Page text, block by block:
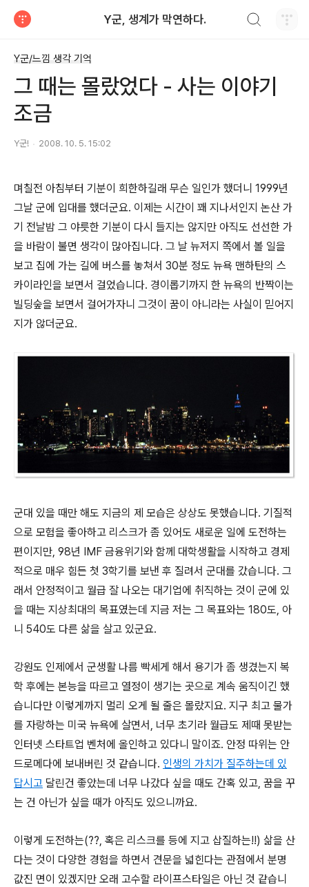
Y군, 생계가 막연하다.
Y군/느낌 생각 기억
그 때는 몰랐었다 - 사는 이야기
조금
Y군! 2008. 10. 5. 15:02
며칠전 아침부터 기분이 희한하길래 무슨 일인가 했더니 1999년
그날 군에 입대를 했더군요. 이제는 시간이 꽤 지나서인지 논산 가
기 전날밤 그 야릇한 기분이 다시 들지는 않지만 아직도 선선한 가
을 바람이 불면 생각이 많아집니다. 그 날 뉴저지 쪽에서 볼 일을
보고 집에 가는 길에 버스를 놓쳐서 30분 정도 뉴욕 맨하탄의 스
카이라인을 보면서 걸었습니다. 경이롭기까지 한 뉴욕의 반짝이는
빌딩숲을 보면서 걸어가자니 그것이 꿈이 아니라는 사실이 믿어지
지가 않더군요.
군대 있을 때만 해도 지금의 제 모습은 상상도 못했습니다. 기질적
으로 모험을 좋아하고 리스크가 좀 있어도 새로운 일에 도전하는
편이지만, 98년 IMF 금융위기와 함께 대학생활을 시작하고 경제
적으로 매우 힘든 첫 3학기를 보낸 후 질려서 군대를 갔습니다. 그
래서 안정적이고 월급 잘 나오는 대기업에 취직하는 것이 군에 있
을 때는 지상최대의 목표였는데 지금 저는 그 목표와는 180도, 아
니 540도 다른 삶을 살고 있군요.
강원도 인제에서 군생활 나름 빡세게 해서 용기가 좀 생겼는지 복
학 후에는 본능을 따르고 열정이 생기는 곳으로 계속 움직이긴 했
습니다만 이렇게까지 멀리 오게 될 줄은 몰랐지요. 지구 최고 물가
를 자랑하는 미국 뉴욕에 살면서, 너무 초기라 월급도 제때 못받는
인터넷 스타트업 벤처에 올인하고 있다니 말이죠. 안정 따위는 안
드로메다에 보내버린 것 같습니다. 인생의 가치가 질주하는데 있
답시고 달린건 좋았는데 너무 나갔다 싶을 때도 간혹 있고, 꿈을 꾸
는 건 아닌가 싶을 때가 아직도 있으니까요.
이렇게 도전하는(??, 혹은 리스크를 등에 지고 삽질하는!!) 삶을 산
다는 것이 다양한 경험을 하면서 견문을 넓힌다는 관점에서 분명
값진 면이 있겠지만 오래 고수할 라이프스타일은 아닌 것 같습니